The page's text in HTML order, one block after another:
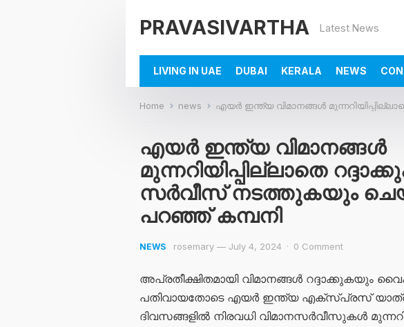
PRAVASIVARTHA Latest News
LIVING IN UAE DUBAI KERALA NEWS
Home news എയർ ഇന്ത്യ വിമാനങ്ങൾ മുന്നറിയിപ്പില്ലാതെ റദ്ദാക്കുകയും
എയർ ഇന്ത്യ വിമാനങ്ങൾ
മുന്നറിയിപ്പില്ലാതെ
സർവീസ് നടത്തുകയും
പറഞ്ഞ് കമ്പനി
NEWS rosemary — July 4, 2024 · 0 Comment
അപ്രതീക്ഷിതമായി വിമാനങ്ങൾ
പതിവായതോടെ എയർ ഇന്ത്യ എക്സ്പ്രസ്
ദിവസങ്ങളിൽ നിരവധി വിമാനസർവീസുകൾ